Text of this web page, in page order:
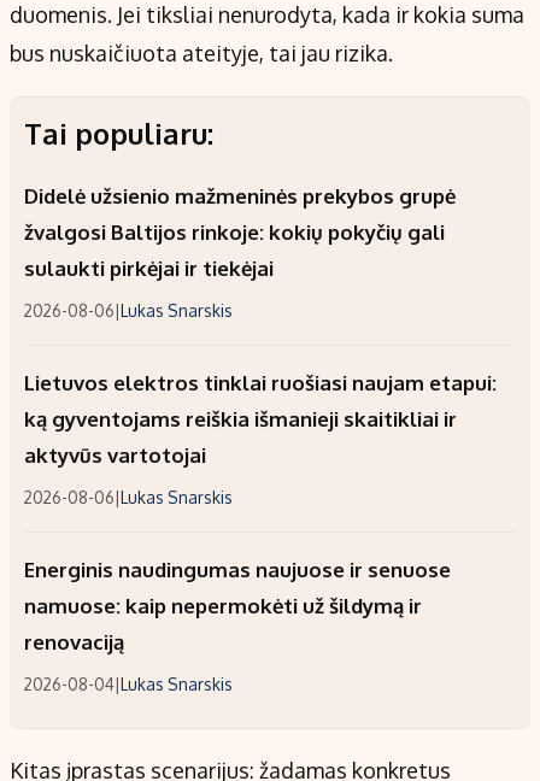
duomenis. Jei tiksliai nenurodyta, kada ir kokia suma
bus nuskaičiuota ateityje, tai jau rizika.
Tai populiaru:
Didelė užsienio mažmeninės prekybos grupė
žvalgosi Baltijos rinkoje: kokių pokyčių gali
sulaukti pirkėjai ir tiekėjai
2026-08-06 Lukas Snarskis
Lietuvos elektros tinklai ruošiasi naujam etapui:
ką gyventojams reiškia išmanieji skaitikliai ir
aktyvūs vartotojai
2026-08-06 Lukas Snarskis
Energinis naudingumas naujuose ir senuose
namuose: kaip nepermokėti už šildymą ir
renovaciją
2026-08-04 Lukas Snarskis
Kitas įprastas scenarijus: žadamas konkretus